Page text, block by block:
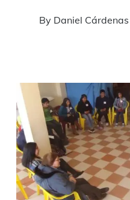
By Daniel Cárdenas